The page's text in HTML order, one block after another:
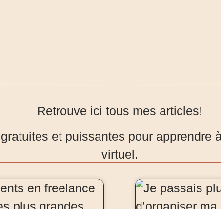
Retrouve ici tous mes articles!
et puissantes pour apprendre
virtuel.